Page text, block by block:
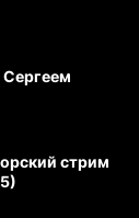
Сергеем
стрим